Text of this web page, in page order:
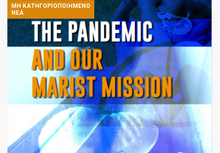
ΜΗ ΚΑΤΗΓΟΡΙΟΠΟΙΗΜΈΝΟ
ΝΈΑ